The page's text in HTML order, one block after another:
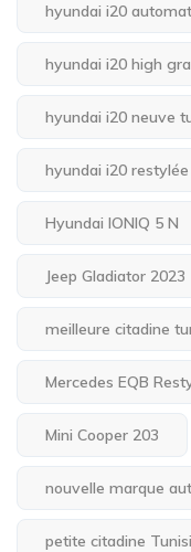
hyundai i20
hyundai i20 high
hyundai i20 neuve
hyundai i20
Hyundai IONIQ 5 N
Jeep Gladiator 2023
meilleure citadine
Mercedes EQB
Mini Cooper 203
nouvelle marque
petite citadine